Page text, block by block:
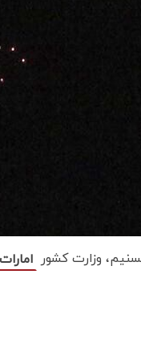
وزارت کشور امارات